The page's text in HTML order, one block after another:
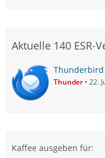
Aktuelle 140 ESR-
Thunderbird
Thunder 22.
Kaffee ausgeben für: